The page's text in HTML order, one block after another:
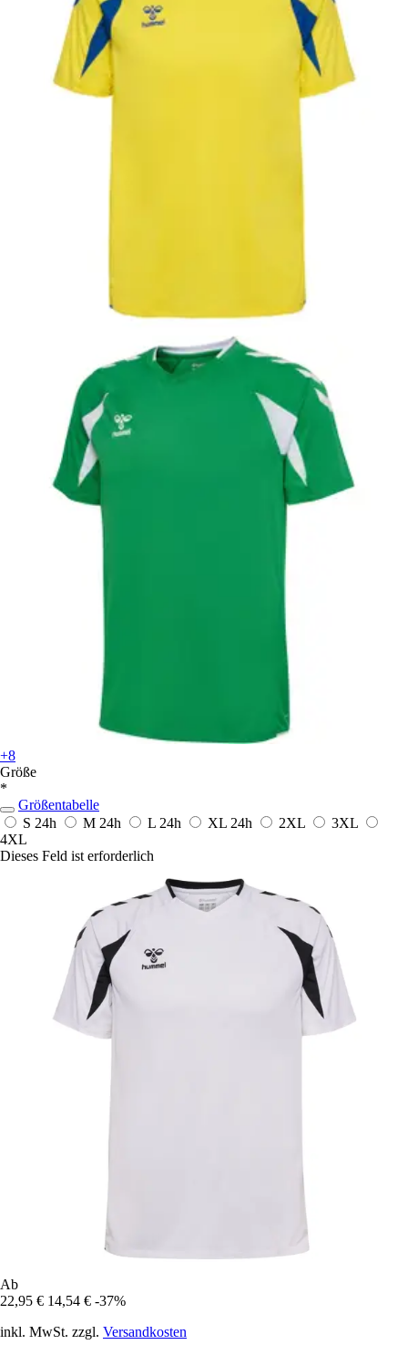
+8
Größe
*
Größentabelle
S 24h M 24h L 24h XL 24h 2XL
3XL
4XL
Dieses Feld ist erforderlich
Ab
22,95 € 14,54 € -37%
inkl. MwSt. zzgl. Versandkosten